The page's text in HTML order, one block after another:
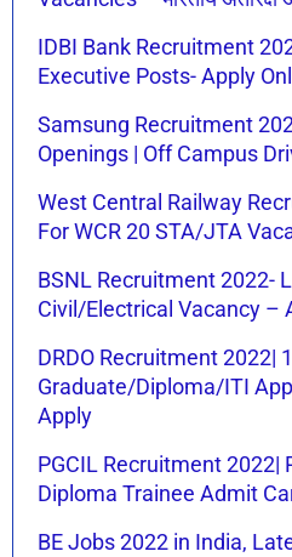
IDBI Bank Recruitment
Executive Posts- Apply
Samsung Recruitment
Openings | Off Campus
West Central Railway
For WCR 20 STA/JTA
BSNL Recruitment 2022-
Civil/Electrical Vacancy –
DRDO Recruitment 2022|
Graduate/Diploma/ITI
Apply
PGCIL Recruitment 2022|
Diploma Trainee Admit
BE Jobs 2022 in India,